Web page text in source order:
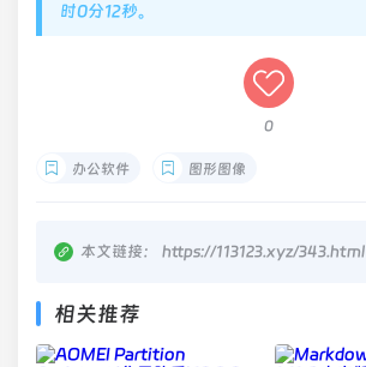
时0分13秒。
0
办公软件 图形图像
本文链接： https://113123.xyz/343.html
相关推荐